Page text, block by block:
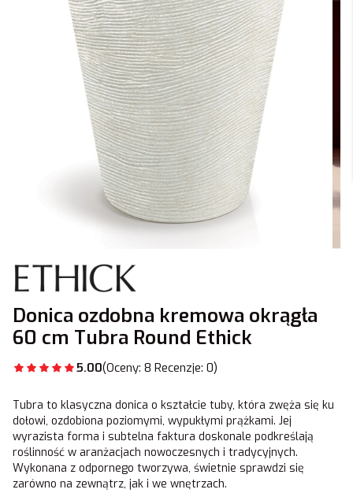
Donica ozdobna kremowa okrągła
60 cm Tubra Round Ethick
5.00(Oceny: 8 Recenzje: 0)
Tubra to klasyczna donica o kształcie tuby, która zwęża się ku
dołowi, ozdobiona poziomymi, wypukłymi prążkami. Jej
wyrazista forma i subtelna faktura doskonale podkreślają
roślinność w aranżacjach nowoczesnych i tradycyjnych.
Wykonana z odpornego tworzywa, świetnie sprawdzi się
zarówno na zewnątrz, jak i we wnętrzach.